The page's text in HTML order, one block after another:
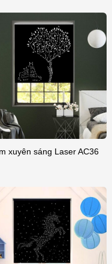
xuyên sáng Laser AC36